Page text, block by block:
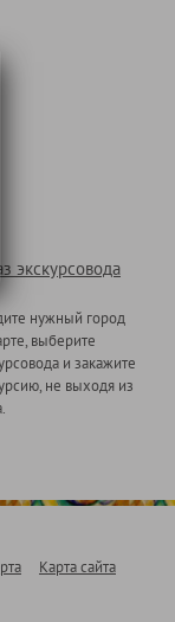
экскурсовода
нужный город
выберите
и закажите
не выходя из
Карта сайта